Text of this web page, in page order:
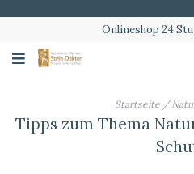
Onlineshop 24
Startseite /
Tipps zum Thema